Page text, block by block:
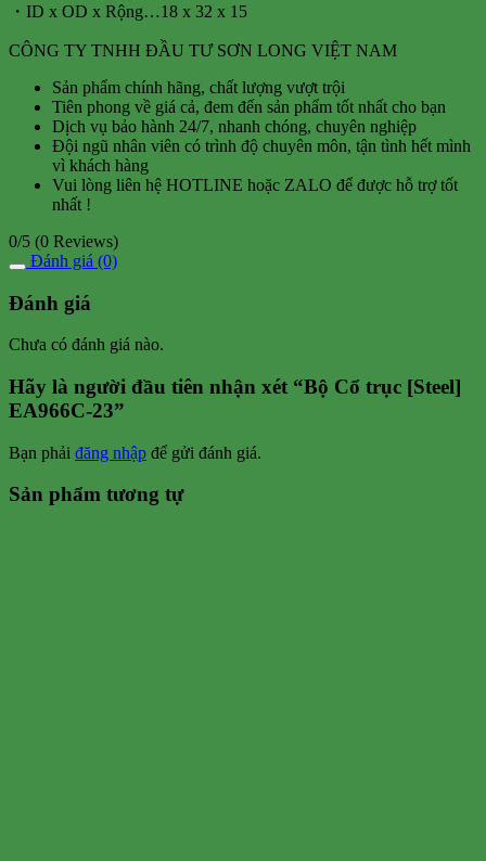
・ID x OD x Rộng…18 x 32 x 15
CÔNG TY TNHH ĐẦU TƯ SƠN LONG VIỆT NAM
Sản phẩm chính hãng, chất lượng vượt trội
Tiên phong về giá cả, đem đến sản phẩm tốt nhất cho bạn
Dịch vụ bảo hành 24/7, nhanh chóng, chuyên nghiệp
Đội ngũ nhân viên có trình độ chuyên môn, tận tình hết mình
vì khách hàng
Vui lòng liên hệ HOTLINE hoặc ZALO để được hỗ trợ tốt
nhất !
0/5 (0 Reviews)
Đánh giá (0)
Đánh giá
Chưa có đánh giá nào.
Hãy là người đầu tiên nhận xét “Bộ Cổ trục [Steel]
EA966C-23”
Bạn phải đăng nhập để gửi đánh giá.
Sản phẩm tương tự